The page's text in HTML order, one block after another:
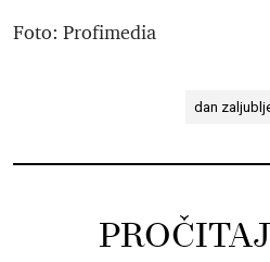
Foto: Profimedia
dan